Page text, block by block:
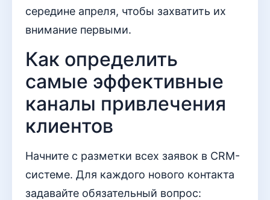
середине апреля, чтобы захватить их
внимание первыми.
Как определить
самые эффективные
каналы привлечения
клиентов
Начните с разметки всех заявок в CRM-
системе. Для каждого нового контакта
задавайте обязательный вопрос: